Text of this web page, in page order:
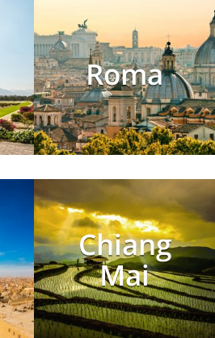
Roma
Chiang
Mai